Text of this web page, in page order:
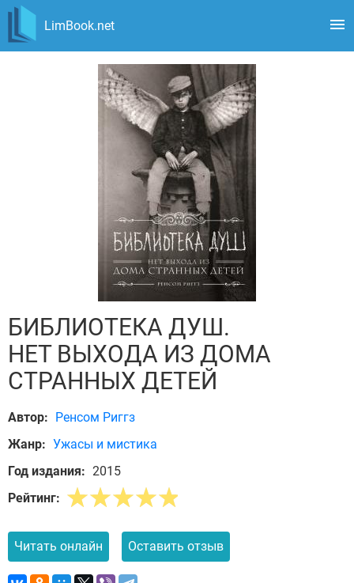
LimBook.net
БИБЛИОТЕКА ДУШ.
НЕТ ВЫХОДА ИЗ ДОМА
СТРАННЫХ ДЕТЕЙ
Автор: Ренсом Риггз
Жанр: Ужасы и мистика
Год издания: 2015
Рейтинг:
Читать онлайн Оставить отзыв